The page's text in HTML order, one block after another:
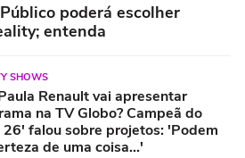
poderá escolher
entenda
SHOWS
Renault vai apresentar
na TV Globo? Campeã do
26' falou sobre projetos: 'Podem
de uma coisa...'